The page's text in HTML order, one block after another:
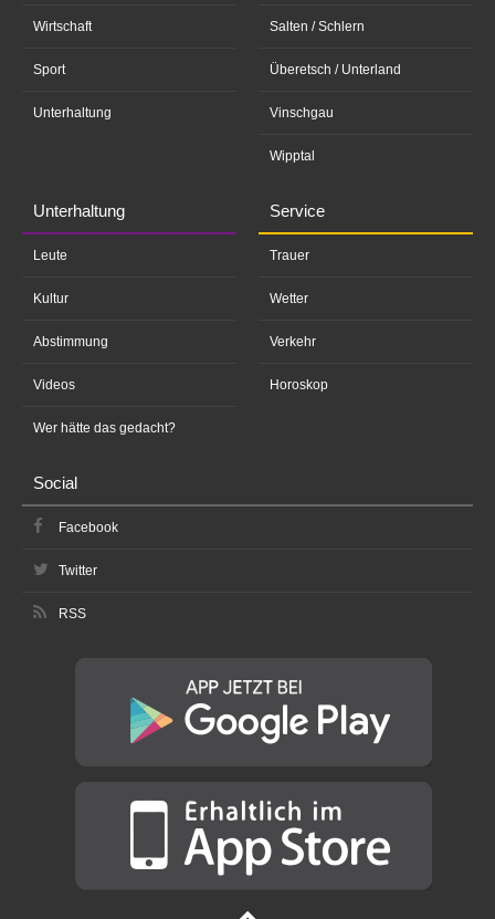
Wirtschaft
Sport
Unterhaltung
Salten / Schlern
Überetsch / Unterland
Vinschgau
Wipptal
Unterhaltung
Leute
Kultur
Abstimmung
Videos
Wer hätte das gedacht?
Service
Trauer
Wetter
Verkehr
Horoskop
Social
Facebook
Twitter
RSS